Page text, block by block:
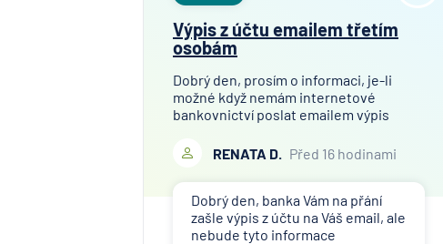
Výpis z účtu emailem třetím
osobám
Dobrý den, prosím o informaci, je-li
možné když nemám internetové
bankovnictví poslat emailem výpis
společnosti, které toto požaduje za
Děkuji
RENATA D. Před 16 hodinami
Dobrý den, banka Vám na přání
zašle výpis z účtu na Váš email, ale
nebude tyto informace